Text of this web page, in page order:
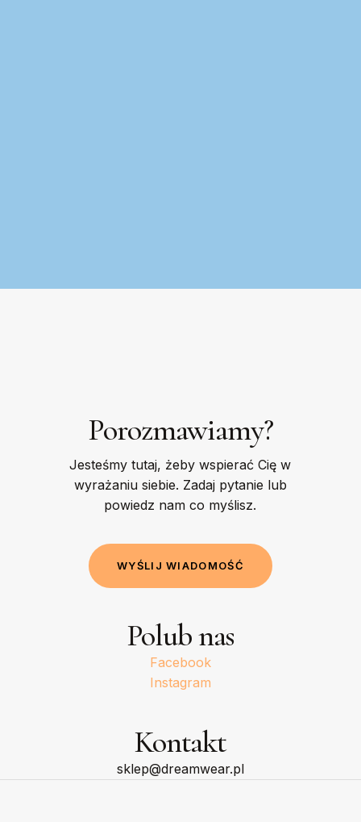
Porozmawiamy?
Jesteśmy tutaj, żeby wspierać Cię w
wyrażaniu siebie. Zadaj pytanie lub
powiedz nam co myślisz.
WYŚLI J WIADOMOŚĆ
Polub nas
Facebook
Instagram
Kontakt
sklep@dreamwear.pl